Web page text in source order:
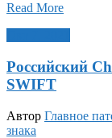
Read More
Российский
SWIFT
Автор Главное
знака